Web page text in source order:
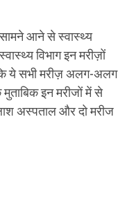
आने से स्वास्थ्य
विभाग इन मरीज़ों
ये सभी मरीज़ अलग-अलग
मुताबिक इन मरीजों में से
अस्पताल और दो मरीज